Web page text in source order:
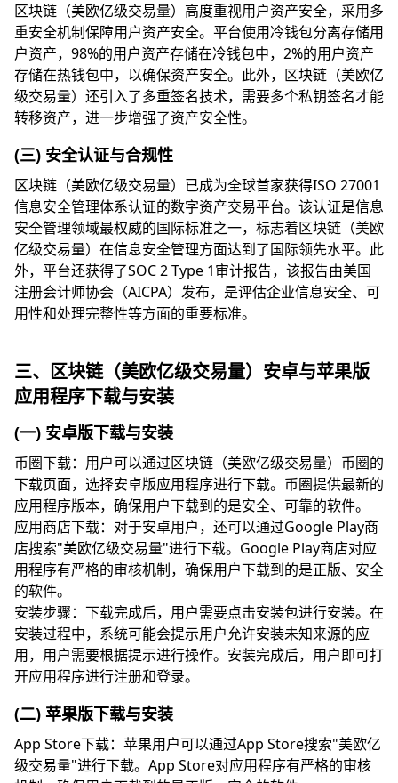
区块链（美欧亿级交易量）高度重视用户资产安全，采用多
重安全机制保障用户资产安全。平台使用冷钱包分离存储用
户资产，98%的用户资产存储在冷钱包中，2%的用户资产
存储在热钱包中，以确保资产安全。此外，区块链（美欧亿
级交易量）还引入了多重签名技术，需要多个私钥签名才能
转移资产，进一步增强了资产安全性。
(三) 安全认证与合规性
区块链（美欧亿级交易量）已成为全球首家获得ISO 27001
信息安全管理体系认证的数字资产交易平台。该认证是信息
安全管理领域最权威的国际标准之一，标志着区块链（美欧
亿级交易量）在信息安全管理方面达到了国际领先水平。此
外，平台还获得了SOC 2 Type 1审计报告，该报告由美国
注册会计师协会（AICPA）发布，是评估企业信息安全、可
用性和处理完整性等方面的重要标准。
三、区块链（美欧亿级交易量）安卓与苹果版
应用程序下载与安装
(一) 安卓版下载与安装
币圈下载：用户可以通过区块链（美欧亿级交易量）币圈的
下载页面，选择安卓版应用程序进行下载。币圈提供最新的
应用程序版本，确保用户下载到的是安全、可靠的软件。
应用商店下载：对于安卓用户，还可以通过Google Play商
店搜索"美欧亿级交易量"进行下载。Google Play商店对应
用程序有严格的审核机制，确保用户下载到的是正版、安全
的软件。
安装步骤：下载完成后，用户需要点击安装包进行安装。在
安装过程中，系统可能会提示用户允许安装未知来源的应
用，用户需要根据提示进行操作。安装完成后，用户即可打
开应用程序进行注册和登录。
(二) 苹果版下载与安装
App Store下载：苹果用户可以通过App Store搜索"美欧亿
级交易量"进行下载。App Store对应用程序有严格的审核